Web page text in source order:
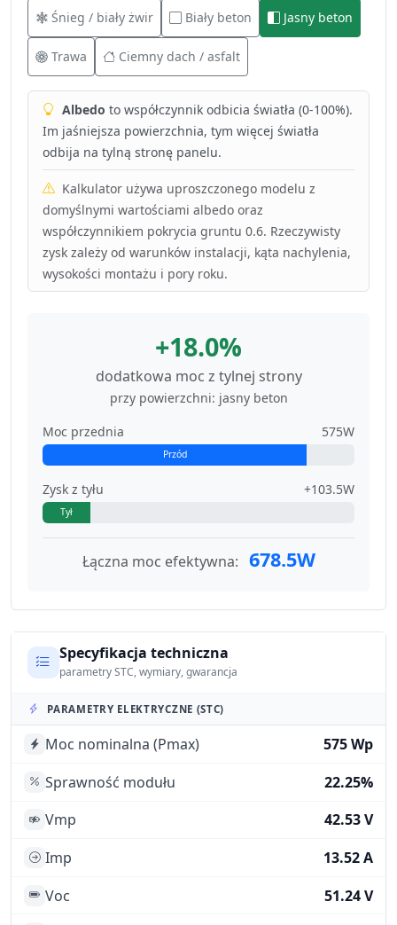
Śnieg / biały żwir Biały beton Jasny beton
Trawa Ciemny dach / asfalt
Albedo to współczynnik odbicia światła (0-100%).
Im jaśniejsza powierzchnia, tym więcej światła
odbija na tylną stronę panelu.
Kalkulator używa uproszczonego modelu z
domyślnymi wartościami albedo oraz
współczynnikiem pokrycia gruntu 0.6. Rzeczywisty
zysk zależy od warunków instalacji, kąta nachylenia,
wysokości montażu i pory roku.
+18.0%
dodatkowa moc z tylnej strony
przy powierzchni: jasny beton
Moc przednia
575W
Przód
Zysk z tyłu +103.5W
Tył
Łączna moc efektywna: 678.5W
Specyfikacja techniczna
parametry STC, wymiary, gwarancja
PARAMETRY ELEKTRYCZNE (STC)
Moc nominalna (Pmax)
575 Wp
Sprawność modułu
22.25%
Vmp
42.53 V
Imp
13.52 A
Voc
51.24 V